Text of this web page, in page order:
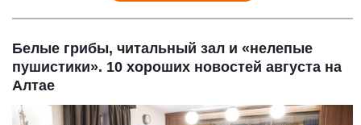
Белые грибы, читальный зал и «нелепые
пушистики». 10 хороших новостей августа на
Алтае